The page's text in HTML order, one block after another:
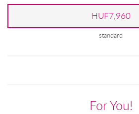
HUF7,960
standard
For You!